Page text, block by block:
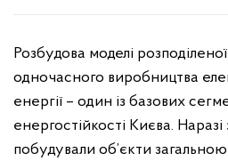
Розбудова моделі
одночасного виробництва
енергії – один із базових
енергостійкості Києва.
побудували об’єкти